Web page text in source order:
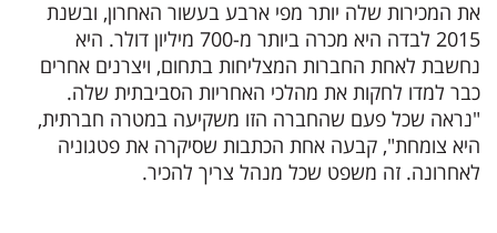
את המכירות שלה יותר מפי ארבע בעשור האחרון, ובשנת
2015 לבדה היא מכרה ביותר מ-700 מיליון דולר. היא
נחשבת לאחת החברות המצליחות בתחום, ויצרנים אחרים
כבר למדו לחקות את מהלכי האחריות הסביבתית שלה.
"נראה שכל פעם שהחברה הזו משקיעה במטרה חברתית,
היא צומחת", קבעה אחת הכתבות שסיקרה את פטגוניה
לאחרונה. זה משפט שכל מנהל צריך להכיר.